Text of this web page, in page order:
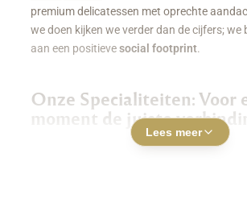
premium delicatessen met oprechte
we doen kijken we verder dan de cijfers; we
aan een positievesocial footprint.
Onze Specialiteiten: Voor
moment de juiste
Luxe Borrelboxen &
Lees meer